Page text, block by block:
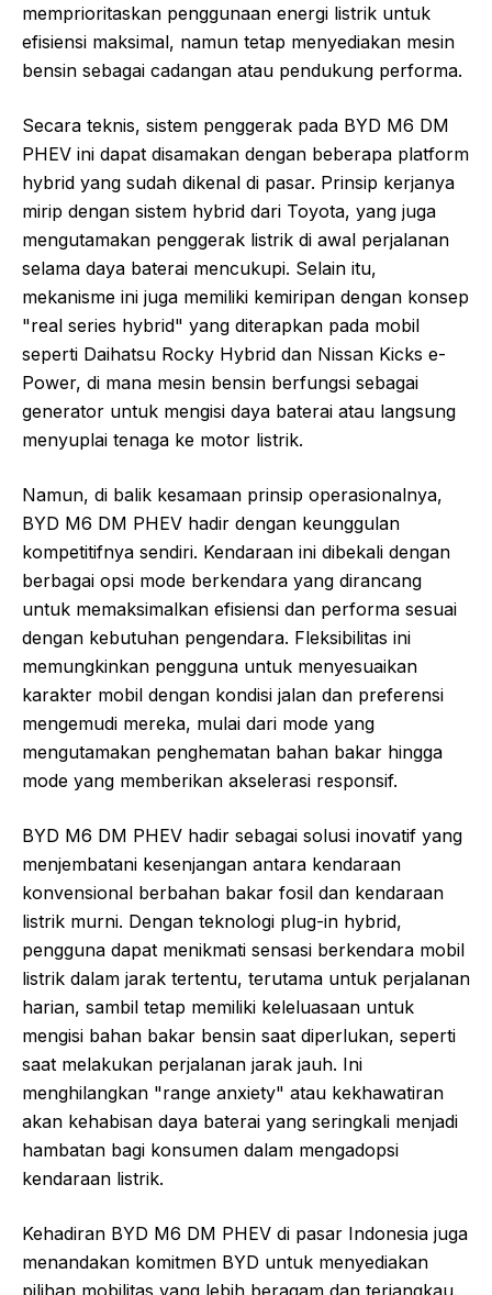
memprioritaskan penggunaan energi listrik untuk
efisiensi maksimal, namun tetap menyediakan mesin
bensin sebagai cadangan atau pendukung performa.
Secara teknis, sistem penggerak pada BYD M6 DM
PHEV ini dapat disamakan dengan beberapa platform
hybrid yang sudah dikenal di pasar. Prinsip kerjanya
mirip dengan sistem hybrid dari Toyota, yang juga
mengutamakan penggerak listrik di awal perjalanan
selama daya baterai mencukupi. Selain itu,
mekanisme ini juga memiliki kemiripan dengan konsep
"real series hybrid" yang diterapkan pada mobil
seperti Daihatsu Rocky Hybrid dan Nissan Kicks e-
Power, di mana mesin bensin berfungsi sebagai
generator untuk mengisi daya baterai atau langsung
menyuplai tenaga ke motor listrik.
Namun, di balik kesamaan prinsip operasionalnya,
BYD M6 DM PHEV hadir dengan keunggulan
kompetitifnya sendiri. Kendaraan ini dibekali dengan
berbagai opsi mode berkendara yang dirancang
untuk memaksimalkan efisiensi dan performa sesuai
dengan kebutuhan pengendara. Fleksibilitas ini
memungkinkan pengguna untuk menyesuaikan
karakter mobil dengan kondisi jalan dan preferensi
mengemudi mereka, mulai dari mode yang
mengutamakan penghematan bahan bakar hingga
mode yang memberikan akselerasi responsif.
BYD M6 DM PHEV hadir sebagai solusi inovatif yang
menjembatani kesenjangan antara kendaraan
konvensional berbahan bakar fosil dan kendaraan
listrik murni. Dengan teknologi plug-in hybrid,
pengguna dapat menikmati sensasi berkendara mobil
listrik dalam jarak tertentu, terutama untuk perjalanan
harian, sambil tetap memiliki keleluasaan untuk
mengisi bahan bakar bensin saat diperlukan, seperti
saat melakukan perjalanan jarak jauh. Ini
menghilangkan "range anxiety" atau kekhawatiran
akan kehabisan daya baterai yang seringkali menjadi
hambatan bagi konsumen dalam mengadopsi
kendaraan listrik.
Kehadiran BYD M6 DM PHEV di pasar Indonesia juga
menandakan komitmen BYD untuk menyediakan
pilihan mobilitas yang lebih beragam dan terjangkau.